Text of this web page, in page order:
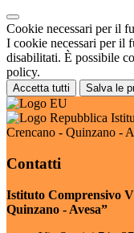
Cookie necessari per il
I cookie necessari per il
disabilitati. È possibile
policy.
Accetta tutti Salva le
Crencano - Quinzano -
Contatti
Istituto Comprensivo
Quinzano - Avesa”